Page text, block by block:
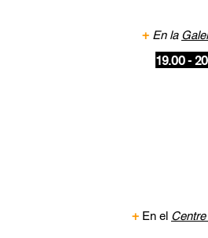
+ En la
19.00 -
+ En el